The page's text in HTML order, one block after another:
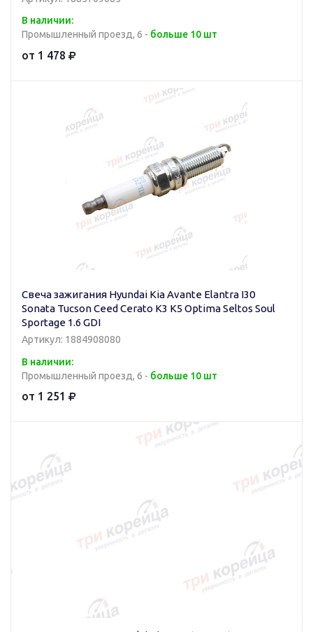
В наличии:
Промышленный проезд, 6 - больше 10 шт
от 1 478
Свеча зажигания Hyundai Kia Avante Elantra I30
Sonata Tucson Ceed Cerato K3 K5 Optima Seltos Soul
Sportage 1.6 GDI
Артикул: 1884908080
В наличии:
Промышленный проезд, 6 - больше 10 шт
от 1 251